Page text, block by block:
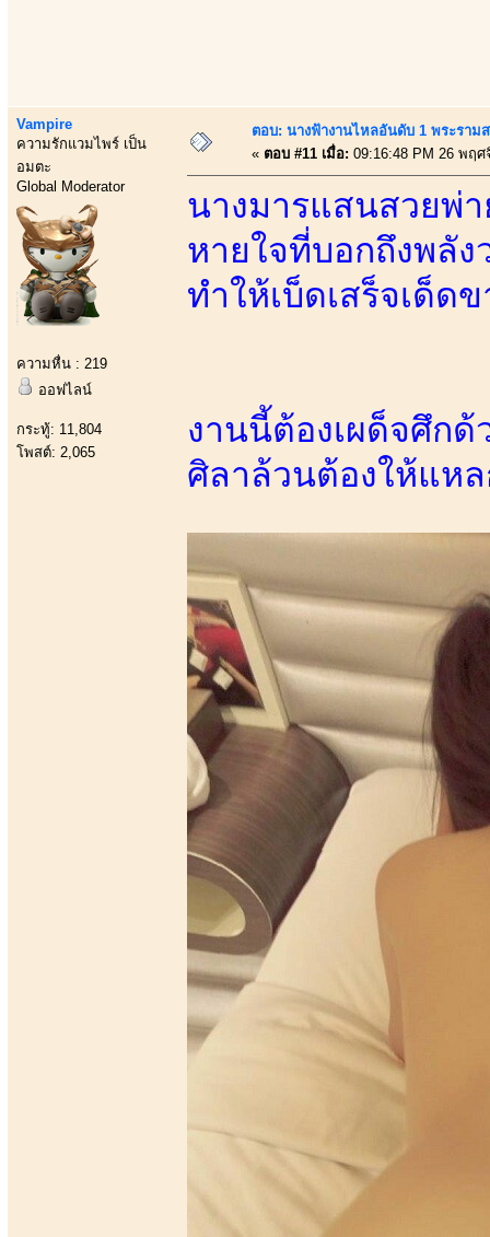
Vampire
ความรักแวมไพร์ เป็น
อมตะ
Global Moderator
ความหื่น : 219
ออฟไลน์
กระทู้: 11,804
โพสต์: 2,065
ตอบ: นางฟ้างานไหลอันดับ 1 พระราม
« ตอบ #11 เมื่อ: 09:16:48 PM 26 พฤ
นางมารแสนสวยพ่
หายใจที่บอกถึงพลั
ทำให้เบ็ดเสร็จเด็ด
งานนี้ต้องเผด็จศึก
ศิลาล้วนต้องให้แห